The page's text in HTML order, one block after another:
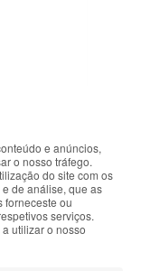
e anúncios,
o nosso tráfego.
do site com os
de análise, que as
forneceste ou
serviços.
utilizar o nosso